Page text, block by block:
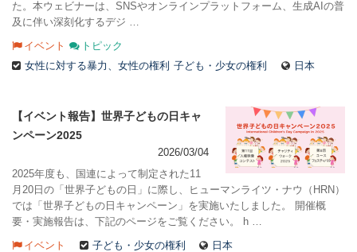
た。本ウェビナーは、SNSやオンラインプラットフォーム、生成AIの普
及に伴い深刻化するデジ …
イベント
トピック
女性に対する暴力、女性の権利 子ども・少女の権利 日本
【イベント報告】世界子どもの日キャ
ンペーン2025
2026/03/04
2025年度も、国連によって制定された11
月20日の「世界子どもの日」に際し、ヒューマンライツ・ナウ（HRN）
では「世界子どもの日キャンペーン」を実施いたしました。 開催概
要・実施報告は、下記のページをご覧ください。 h …
イベント 子ども・少女の権利 日本